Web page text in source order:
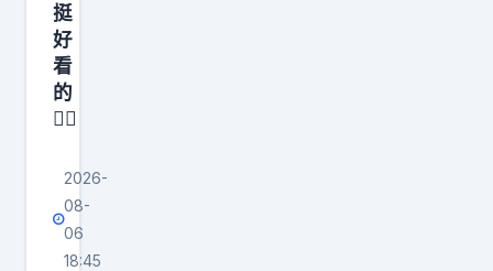
育
的
成
功
挺
好
看
的
👇🏻
2026-
08-
06
18:45